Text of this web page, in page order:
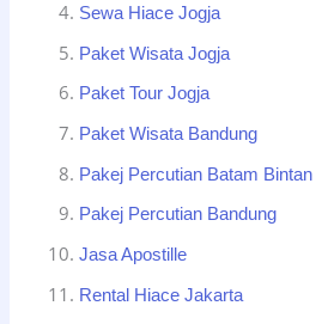
Sewa Hiace Jogja
Paket Wisata Jogja
Paket Tour Jogja
Paket Wisata Bandung
Pakej Percutian Batam Bintan
Pakej Percutian Bandung
Jasa Apostille
Rental Hiace Jakarta